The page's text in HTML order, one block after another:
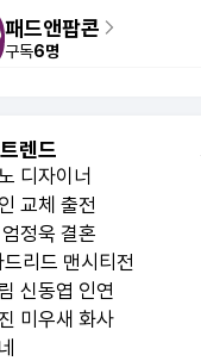
패드앤팝콘
구독6명
렌드
디자이너
교체 출전
정욱 결혼
리드 맨시티전
신동엽 인연
미우새 화사